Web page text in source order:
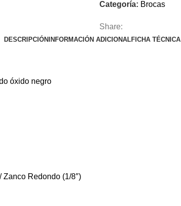
Categoría: Brocas
Share:
DESCRIPCIÓNINFORMACIÓN ADICIONALFICHA TÉCNICA
óxido negro
Zanco Redondo (1/8″)